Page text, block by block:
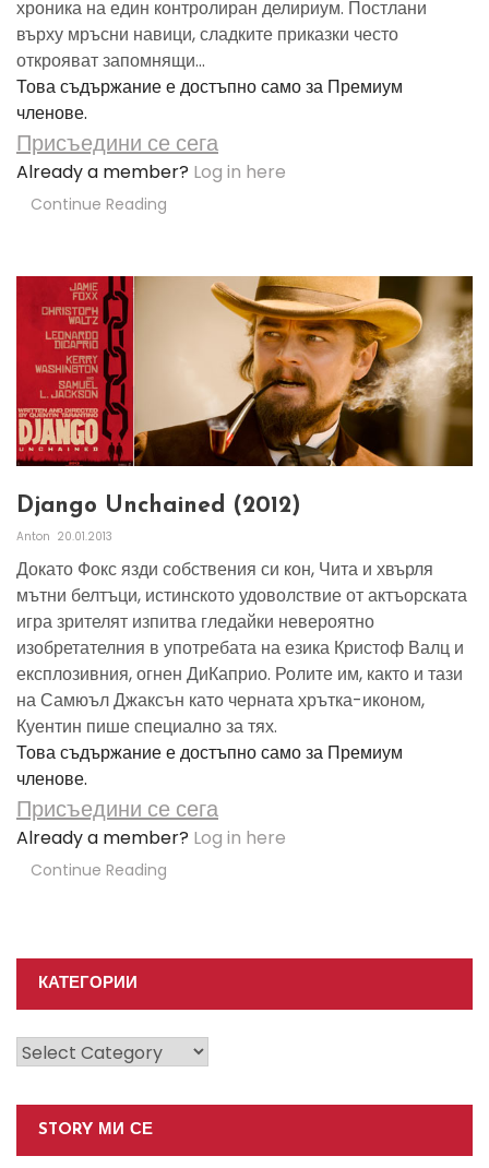
хроника на един контролиран делириум. Постлани
върху мръсни навици, сладките приказки често
открояват запомнящи...
Това съдържание е достъпно само за Премиум
членове.
Присъедини се сега
Already a member? Log in here
Continue Reading
Django Unchained (2012)
Anton 20.01.2013
Докато Фокс язди собствения си кон, Чита и хвърля
мътни белтъци, истинското удоволствие от актъорската
игра зрителят изпитва гледайки невероятно
изобретателния в употребата на езика Кристоф Валц и
експлозивния, огнен ДиКаприо. Ролите им, както и тази
на Самюъл Джаксън като черната хрътка-иконом,
Куентин пише специално за тях.
Това съдържание е достъпно само за Премиум
членове.
Присъедини се сега
Already a member? Log in here
Continue Reading
КАТЕГОРИИ
Категории
STORY МИ СЕ